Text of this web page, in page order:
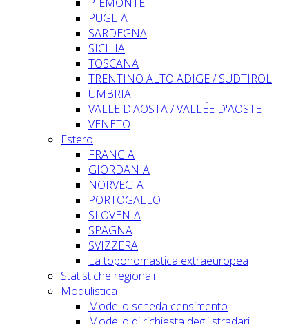
PUGLIA
SARDEGNA
SICILIA
TOSCANA
TRENTINO ALTO ADIGE / SUDTIROL
UMBRIA
VALLE D'AOSTA / VALLÉE D'AOSTE
VENETO
Estero
FRANCIA
GIORDANIA
NORVEGIA
PORTOGALLO
SLOVENIA
SPAGNA
SVIZZERA
La toponomastica extraeuropea
Statistiche regionali
Modulistica
Modello scheda censimento